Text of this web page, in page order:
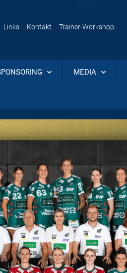
Links Kontakt Trainer-Workshop
MEDIA